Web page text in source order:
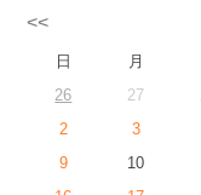
<<
日 月
26
27
2
3
9
10